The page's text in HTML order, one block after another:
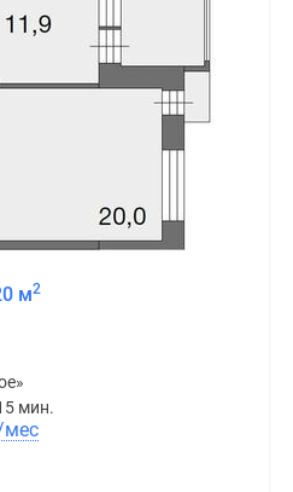
м2
мин.